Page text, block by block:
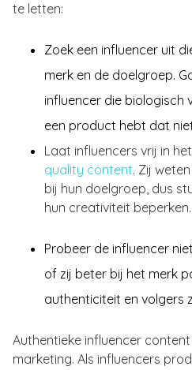
te letten:
Zoek een influencer uit
merk en de doelgroep.
influencer die biologisch
een product hebt dat
Laat influencers vrij in
quality content. Zij
bij hun doelgroep, dus
hun creativiteit beperken.
Probeer de influencer
of zij beter bij het merk
authenticiteit en volgers
Authentieke influencer
marketing. Als influencers